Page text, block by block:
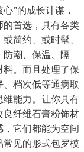
”的成长计谋，
的首选，具有各类
简约、或时髦、
防潮、保温、隔
。而且处理了保
档次低等通病取
维能力。让你具有
良纤维石膏粉饰材
它们都能为空间
见的形式包罗模